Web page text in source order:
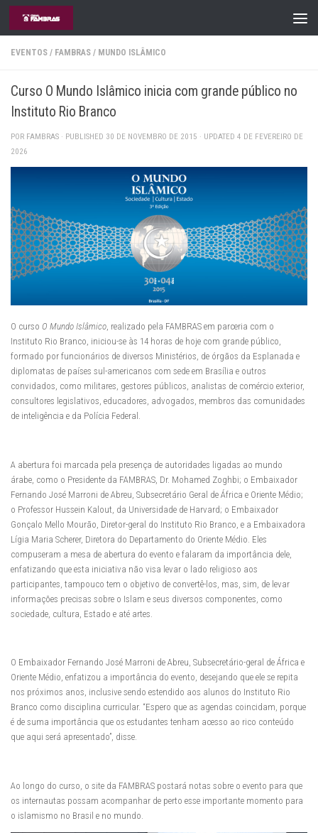
Skip to content
EVENTOS / FAMBRAS / MUNDO ISLÂMICO
Curso O Mundo Islâmico inicia com grande público no
Instituto Rio Branco
POR FAMBRAS · PUBLISHED 30 DE NOVEMBRO DE 2015 · UPDATED 4 DE FEVEREIRO DE
2026
O curso O Mundo Islâmico, realizado pela FAMBRAS em parceria com o
Instituto Rio Branco, iniciou-se às 14 horas de hoje com grande público,
formado por funcionários de diversos Ministérios, de órgãos da Esplanada e
diplomatas de países sul-americanos com sede em Brasília e outros
convidados, como militares, gestores públicos, analistas de comércio exterior,
consultores legislativos, educadores, advogados, membros das comunidades
de inteligência e da Polícia Federal.
A abertura foi marcada pela presença de autoridades ligadas ao mundo
árabe, como o Presidente da FAMBRAS, Dr. Mohamed Zoghbi; o Embaixador
Fernando José Marroni de Abreu, Subsecretário Geral de África e Oriente Médio;
o Professor Hussein Kalout, da Universidade de Harvard; o Embaixador
Gonçalo Mello Mourão, Diretor-geral do Instituto Rio Branco, e a Embaixadora
Lígia Maria Scherer, Diretora do Departamento do Oriente Médio. Eles
compuseram a mesa de abertura do evento e falaram da importância dele,
enfatizando que esta iniciativa não visa levar o lado religioso aos
participantes, tampouco tem o objetivo de convertê-los, mas, sim, de levar
informações precisas sobre o Islam e seus diversos componentes, como
sociedade, cultura, Estado e até artes.
O Embaixador Fernando José Marroni de Abreu, Subsecretário-geral de África e
Oriente Médio, enfatizou a importância do evento, desejando que ele se repita
nos próximos anos, inclusive sendo estendido aos alunos do Instituto Rio
Branco como disciplina curricular. “Espero que as agendas coincidam, porque
é de suma importância que os estudantes tenham acesso ao rico conteúdo
que aqui será apresentado”, disse.
Ao longo do curso, o site da FAMBRAS postará notas sobre o evento para que
os internautas possam acompanhar de perto esse importante momento para
o islamismo no Brasil e no mundo.